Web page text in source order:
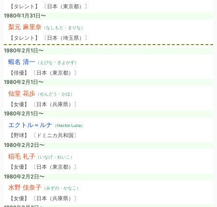
【タレント】 〔日本（東京都）〕
1980年1月31日〜
梨元 麻里奈（なしもと・まりな）
【タレント】 〔日本（埼玉県）〕
1980年2月1日〜
蝦名 清一（えびな・きよかず）
【俳優】 〔日本（東京都）〕
1980年2月1日〜
仙堂 花歩（せんどう・かほ）
【女優】 〔日本（兵庫県）〕
1980年2月1日〜
エクトル＝ルナ （Hector Luna）
【野球】 〔ドミニカ共和国〕
1980年2月2日〜
稲毛 礼子（いなげ・れいこ）
【女優】 〔日本（東京都）〕
1980年2月2日〜
水野 佳奈子（みずの・かなこ）
【女優】 〔日本（兵庫県）〕